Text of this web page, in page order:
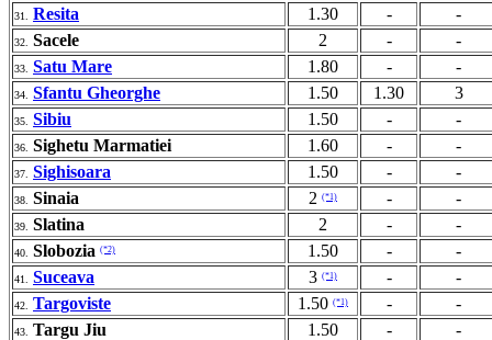
31. Resita 1.30 - -
32. Sacele 2 - -
33. Satu Mare 1.80 - -
34. Sfantu Gheorghe 1.50 1.30 3
35. Sibiu 1.50 - -
36. Sighetu Marmatiei 1.60 - -
37. Sighisoara 1.50 - -
38. Sinaia 2 (*1) - -
39. Slatina 2 - -
40. Slobozia (*2) 1.50 - -
41. Suceava 3 (*1) - -
42. Targoviste 1.50 (*1) - -
43. Targu Jiu 1.50 - -